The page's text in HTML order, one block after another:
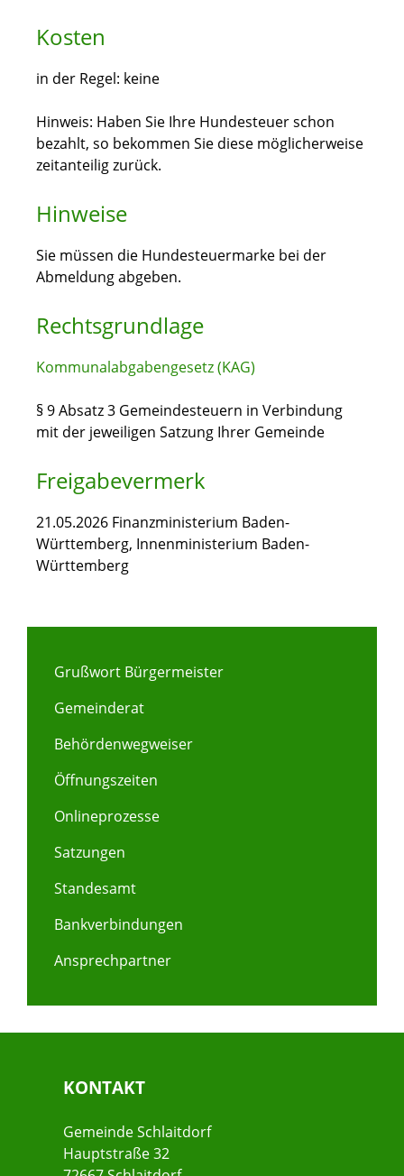
Kosten
in der Regel: keine
Hinweis: Haben Sie Ihre Hundesteuer schon
bezahlt, so bekommen Sie diese möglicherweise
zeitanteilig zurück.
Hinweise
Sie müssen die Hundesteuermarke bei der
Abmeldung abgeben.
Rechtsgrundlage
Kommunalabgabengesetz (KAG)
§ 9 Absatz 3 Gemeindesteuern in Verbindung
mit der jeweiligen Satzung Ihrer Gemeinde
Freigabevermerk
21.05.2026 Finanzministerium Baden-
Württemberg, Innenministerium Baden-
Württemberg
Grußwort Bürgermeister
Gemeinderat
Behördenwegweiser
Öffnungszeiten
Onlineprozesse
Satzungen
Standesamt
Bankverbindungen
Ansprechpartner
KONTAKT
Gemeinde Schlaitdorf
Hauptstraße 32